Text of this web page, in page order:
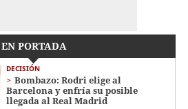
EN PORTADA
DECISIÓN
Bombazo: Rodri elige al
Barcelona y enfría su posible
llegada al Real Madrid